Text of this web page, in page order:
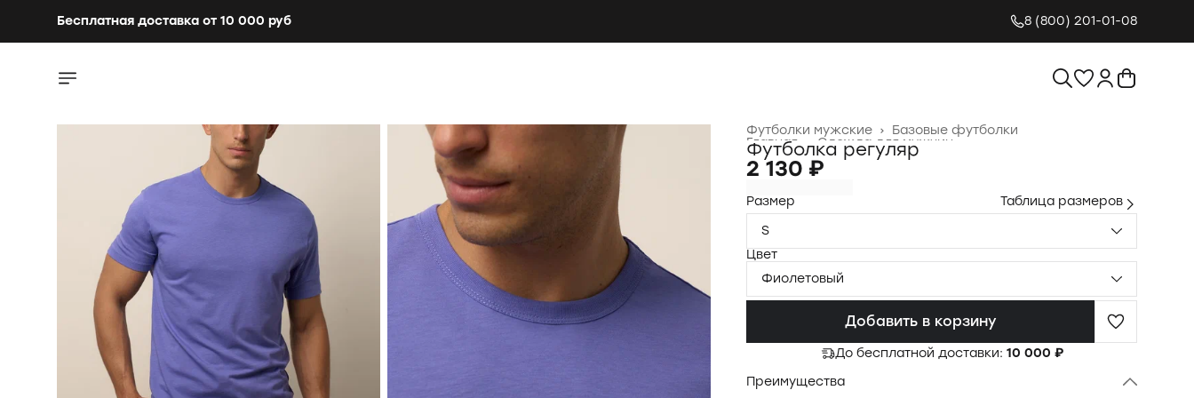
Бесплатная доставка от 10 000 руб 8 (800) 201-01-08
Базовые футболки
Футболки мужские ›
Одежда для мужчин
Главная ›
Футболка регуляр
2 130 ₽
Размер
Таблица размеров
S
Цвет
Фиолетовый
Добавить в корзину
До бесплатной доставки: 10 000 ₽
Преимущества